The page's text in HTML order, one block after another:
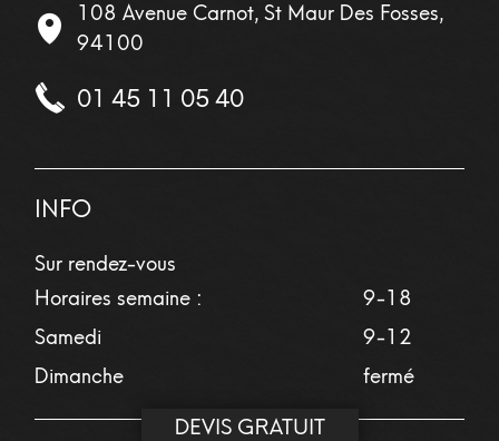
108 Avenue Carnot, St Maur Des Fosses,
94100
01 45 11 05 40
INFO
Sur rendez-vous
Horaires semaine :
9-18
Samedi
9-12
Dimanche
fermé
DEVIS GRATUIT